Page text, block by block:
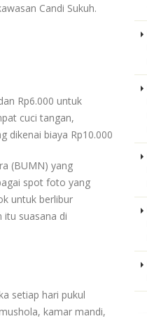
Candi Sukuh.
Rp6.000 untuk
cuci tangan,
dikenai biaya Rp10.000
(BUMN) yang
spot foto yang
untuk berlibur
itu suasana di
setiap hari pukul
kamar mandi,